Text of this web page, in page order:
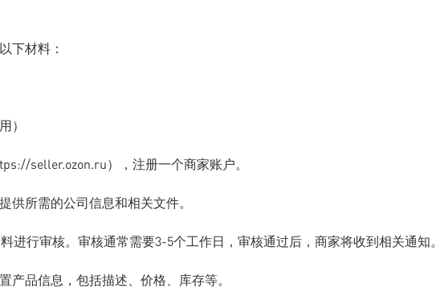
下材料：
）
seller.ozon.ru），注册一个商家账户。
供所需的公司信息和相关文件。
进行审核。审核通常需要3-5个工作日，审核通过后，商家将收到相关通知。
产品信息，包括描述、价格、库存等。